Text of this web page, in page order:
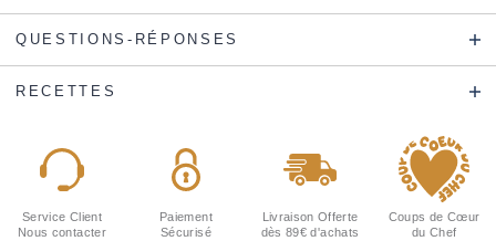
QUESTIONS-RÉPONSES
RECETTES
Service Client
Nous contacter
Paiement
Sécurisé
Livraison Offerte
dès 89€ d'achats
Coups de Cœur
du Chef